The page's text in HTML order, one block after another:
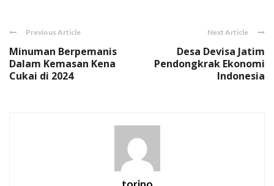
Previous Article
Minuman Berpemanis
Dalam Kemasan Kena
Cukai di 2024
Next Article
Desa Devisa Jatim
Pendongkrak Ekonomi
Indonesia